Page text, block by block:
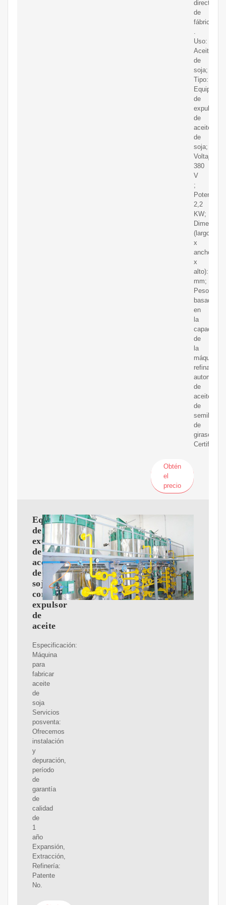
directo
de
fábrica
Uso:
Aceite
de
soja;
Tipo:
Equipo
de
expulsor
de
aceite
de
soja;
Voltaje:
380
V
;
Potencia:
2,2
KW;
Dimensión
(largo
x
ancho
x
mm;
Peso:
basado
en
la
capacidad
de
la
máquina
refinadora
automática
de
aceite
de
semilla
de
girasol;
Obtén
el
precio
Equipo
de
extracción
de
aceite
de
soja
con
expulsor
de
aceite
Especificación:
Máquina
para
fabricar
aceite
de
soja
Servicios
posventa:
Ofrecemos
instalación
y
depuración,
período
de
garantía
de
calidad
de
1
año
Expansión,
Extracción,
Refinería:
Patente
No.